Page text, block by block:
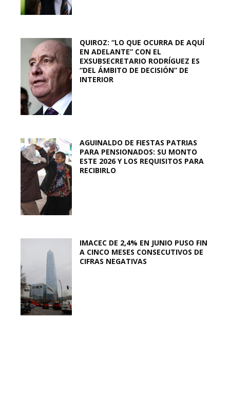
QUIROZ: “LO QUE OCURRA DE AQUÍ
EN ADELANTE” CON EL
EXSUBSECRETARIO RODRÍGUEZ ES
“DEL ÁMBITO DE DECISIÓN” DE
INTERIOR
AGUINALDO DE FIESTAS PATRIAS
PARA PENSIONADOS: SU MONTO
ESTE 2026 Y LOS REQUISITOS PARA
RECIBIRLO
IMACEC DE 2,4% EN JUNIO PUSO FIN
A CINCO MESES CONSECUTIVOS DE
CIFRAS NEGATIVAS